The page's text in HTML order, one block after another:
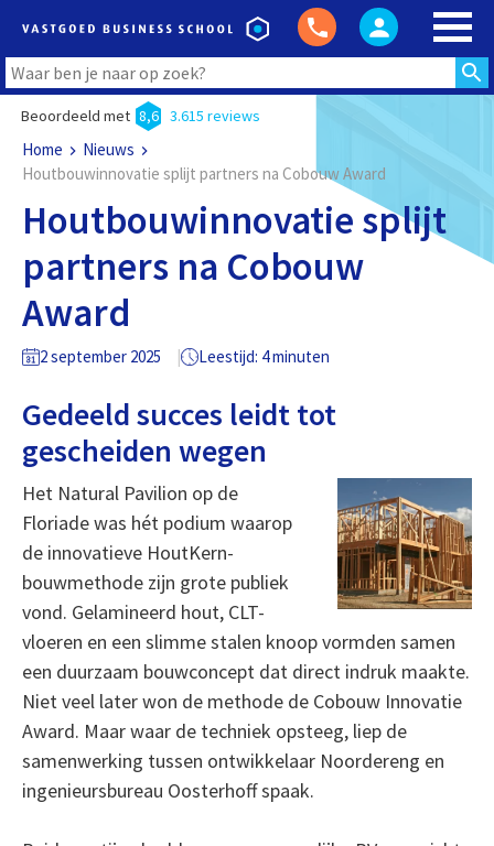
Beoordeeld met 8,6 3.615 reviews
Home
Nieuws
Houtbouwinnovatie splijt partners na Cobouw Award
Houtbouwinnovatie splijt
partners na Cobouw
Award
2 september 2025 Leestijd: 4 minuten
Gedeeld succes leidt tot
gescheiden wegen
Het Natural Pavilion op de
Floriade was hét podium waarop
de innovatieve HoutKern-
bouwmethode zijn grote publiek
vond. Gelamineerd hout, CLT-
vloeren en een slimme stalen knoop vormden samen
een duurzaam bouwconcept dat direct indruk maakte.
Niet veel later won de methode de Cobouw Innovatie
Award. Maar waar de techniek opsteeg, liep de
samenwerking tussen ontwikkelaar Noordereng en
ingenieursbureau Oosterhoff spaak.